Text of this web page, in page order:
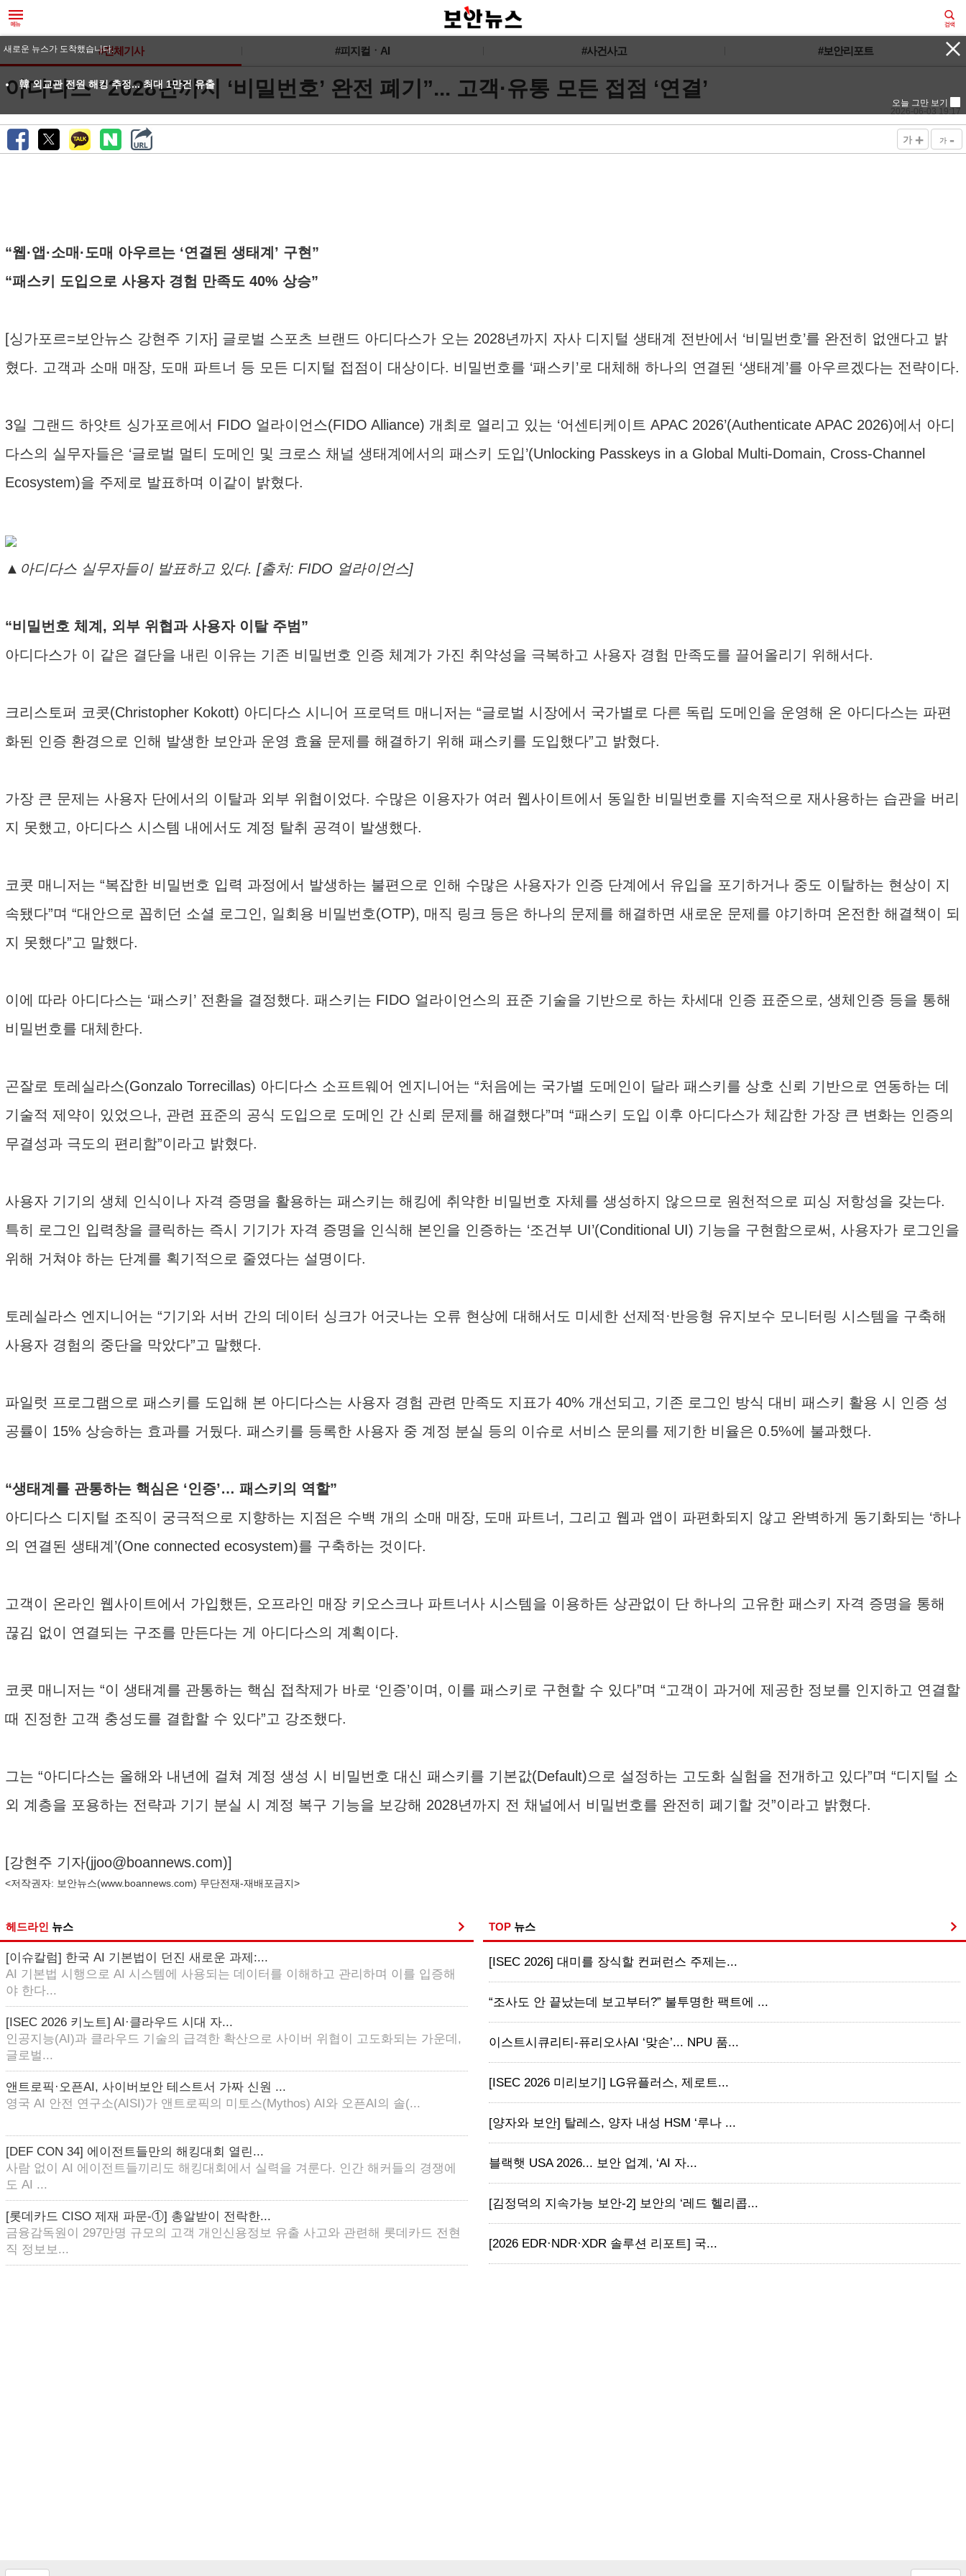
#전체기사 #피지컬ㆍAI #사건사고 #보안리포트
아디다스 “2028년까지 ‘비밀번호’ 완전 폐기”... 고객·유통 모든 접점 ‘연결’
2026-06-03 19:17
가 + 가 -
“웹·앱·소매·도매 아우르는 ‘연결된 생태계’ 구현”
“패스키 도입으로 사용자 경험 만족도 40% 상승”
[싱가포르=보안뉴스 강현주 기자] 글로벌 스포츠 브랜드 아디다스가 오는 2028년까지 자사 디지털 생태계 전반에서 ‘비밀번호’를 완전히 없앤다고 밝
혔다. 고객과 소매 매장, 도매 파트너 등 모든 디지털 접점이 대상이다. 비밀번호를 ‘패스키’로 대체해 하나의 연결된 ‘생태계’를 아우르겠다는 전략이다.
3일 그랜드 하얏트 싱가포르에서 FIDO 얼라이언스(FIDO Alliance) 개최로 열리고 있는 ‘어센티케이트 APAC 2026’(Authenticate APAC 2026)에서 아디
다스의 실무자들은 ‘글로벌 멀티 도메인 및 크로스 채널 생태계에서의 패스키 도입’(Unlocking Passkeys in a Global Multi-Domain, Cross-Channel
Ecosystem)을 주제로 발표하며 이같이 밝혔다.
▲아디다스 실무자들이 발표하고 있다. [출처: FIDO 얼라이언스]
“비밀번호 체계, 외부 위협과 사용자 이탈 주범”
아디다스가 이 같은 결단을 내린 이유는 기존 비밀번호 인증 체계가 가진 취약성을 극복하고 사용자 경험 만족도를 끌어올리기 위해서다.
크리스토퍼 코콧(Christopher Kokott) 아디다스 시니어 프로덕트 매니저는 “글로벌 시장에서 국가별로 다른 독립 도메인을 운영해 온 아디다스는 파편
화된 인증 환경으로 인해 발생한 보안과 운영 효율 문제를 해결하기 위해 패스키를 도입했다”고 밝혔다.
가장 큰 문제는 사용자 단에서의 이탈과 외부 위협이었다. 수많은 이용자가 여러 웹사이트에서 동일한 비밀번호를 지속적으로 재사용하는 습관을 버리
지 못했고, 아디다스 시스템 내에서도 계정 탈취 공격이 발생했다.
코콧 매니저는 “복잡한 비밀번호 입력 과정에서 발생하는 불편으로 인해 수많은 사용자가 인증 단계에서 유입을 포기하거나 중도 이탈하는 현상이 지
속됐다”며 “대안으로 꼽히던 소셜 로그인, 일회용 비밀번호(OTP), 매직 링크 등은 하나의 문제를 해결하면 새로운 문제를 야기하며 온전한 해결책이 되
지 못했다”고 말했다.
이에 따라 아디다스는 ‘패스키’ 전환을 결정했다. 패스키는 FIDO 얼라이언스의 표준 기술을 기반으로 하는 차세대 인증 표준으로, 생체인증 등을 통해
비밀번호를 대체한다.
곤잘로 토레실라스(Gonzalo Torrecillas) 아디다스 소프트웨어 엔지니어는 “처음에는 국가별 도메인이 달라 패스키를 상호 신뢰 기반으로 연동하는 데
기술적 제약이 있었으나, 관련 표준의 공식 도입으로 도메인 간 신뢰 문제를 해결했다”며 “패스키 도입 이후 아디다스가 체감한 가장 큰 변화는 인증의
무결성과 극도의 편리함”이라고 밝혔다.
사용자 기기의 생체 인식이나 자격 증명을 활용하는 패스키는 해킹에 취약한 비밀번호 자체를 생성하지 않으므로 원천적으로 피싱 저항성을 갖는다.
특히 로그인 입력창을 클릭하는 즉시 기기가 자격 증명을 인식해 본인을 인증하는 ‘조건부 UI’(Conditional UI) 기능을 구현함으로써, 사용자가 로그인을
위해 거쳐야 하는 단계를 획기적으로 줄였다는 설명이다.
토레실라스 엔지니어는 “기기와 서버 간의 데이터 싱크가 어긋나는 오류 현상에 대해서도 미세한 선제적·반응형 유지보수 모니터링 시스템을 구축해
사용자 경험의 중단을 막았다”고 말했다.
파일럿 프로그램으로 패스키를 도입해 본 아디다스는 사용자 경험 관련 만족도 지표가 40% 개선되고, 기존 로그인 방식 대비 패스키 활용 시 인증 성
공률이 15% 상승하는 효과를 거뒀다. 패스키를 등록한 사용자 중 계정 분실 등의 이슈로 서비스 문의를 제기한 비율은 0.5%에 불과했다.
“생태계를 관통하는 핵심은 ‘인증’… 패스키의 역할”
아디다스 디지털 조직이 궁극적으로 지향하는 지점은 수백 개의 소매 매장, 도매 파트너, 그리고 웹과 앱이 파편화되지 않고 완벽하게 동기화되는 ‘하나
의 연결된 생태계’(One connected ecosystem)를 구축하는 것이다.
고객이 온라인 웹사이트에서 가입했든, 오프라인 매장 키오스크나 파트너사 시스템을 이용하든 상관없이 단 하나의 고유한 패스키 자격 증명을 통해
끊김 없이 연결되는 구조를 만든다는 게 아디다스의 계획이다.
코콧 매니저는 “이 생태계를 관통하는 핵심 접착제가 바로 ‘인증’이며, 이를 패스키로 구현할 수 있다”며 “고객이 과거에 제공한 정보를 인지하고 연결할
때 진정한 고객 충성도를 결합할 수 있다”고 강조했다.
그는 “아디다스는 올해와 내년에 걸쳐 계정 생성 시 비밀번호 대신 패스키를 기본값(Default)으로 설정하는 고도화 실험을 전개하고 있다”며 “디지털 소
외 계층을 포용하는 전략과 기기 분실 시 계정 복구 기능을 보강해 2028년까지 전 채널에서 비밀번호를 완전히 폐기할 것”이라고 밝혔다.
[강현주 기자(jjoo@boannews.com)]
<저작권자: 보안뉴스(www.boannews.com) 무단전재-재배포금지>
헤드라인 뉴스
[이슈칼럼] 한국 AI 기본법이 던진 새로운 과제:...
AI 기본법 시행으로 AI 시스템에 사용되는 데이터를 이해하고 관리하며 이를 입증해
야 한다...
[ISEC 2026 키노트] AI·클라우드 시대 자...
인공지능(AI)과 클라우드 기술의 급격한 확산으로 사이버 위협이 고도화되는 가운데,
글로벌...
앤트로픽·오픈AI, 사이버보안 테스트서 가짜 신원 ...
영국 AI 안전 연구소(AISI)가 앤트로픽의 미토스(Mythos) AI와 오픈AI의 솔(...
[DEF CON 34] 에이전트들만의 해킹대회 열린...
사람 없이 AI 에이전트들끼리도 해킹대회에서 실력을 겨룬다. 인간 해커들의 경쟁에
도 AI ...
[롯데카드 CISO 제재 파문-①] 총알받이 전락한...
금융감독원이 297만명 규모의 고객 개인신용정보 유출 사고와 관련해 롯데카드 전현
직 정보보...
TOP 뉴스
[ISEC 2026] 대미를 장식할 컨퍼런스 주제는...
“조사도 안 끝났는데 보고부터?” 불투명한 팩트에 ...
이스트시큐리티-퓨리오사AI ‘맞손’... NPU 품...
[ISEC 2026 미리보기] LG유플러스, 제로트...
[양자와 보안] 탈레스, 양자 내성 HSM ‘루나 ...
블랙햇 USA 2026... 보안 업계, ‘AI 자...
[김정덕의 지속가능 보안-2] 보안의 ‘레드 헬리콥...
[2026 EDR·NDR·XDR 솔루션 리포트] 국...
새로운 뉴스가 도착했습니다.
韓 외교관 전원 해킹 추정... 최대 1만건 유출
오늘 그만 보기